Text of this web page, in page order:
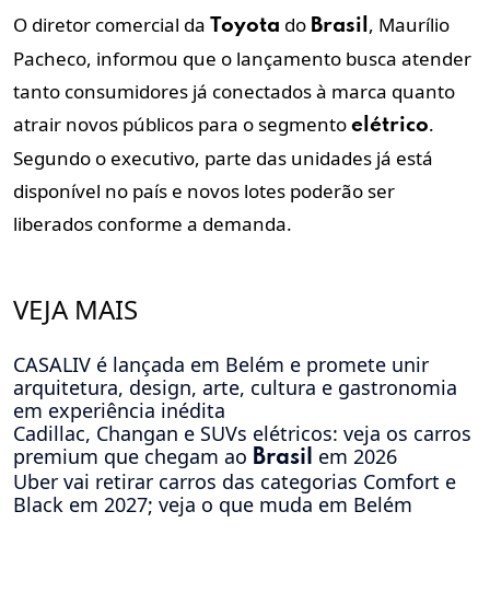
O diretor comercial da Toyota do Brasil , Maurílio
Pacheco, informou que o lançamento busca atender
tanto consumidores já conectados à marca quanto
atrair novos públicos para o segmento elétrico.
Segundo o executivo, parte das unidades já está
disponível no país e novos lotes poderão ser
liberados conforme a demanda.
VEJA MAIS
CASALIV é lançada em Belém e promete unir
arquitetura, design, arte, cultura e gastronomia
em experiência inédita
Cadillac, Changan e SUVs elétricos: veja os carros
premium que chegam ao Brasil em 2026
Uber vai retirar carros das categorias Comfort e
Black em 2027; veja o que muda em Belém